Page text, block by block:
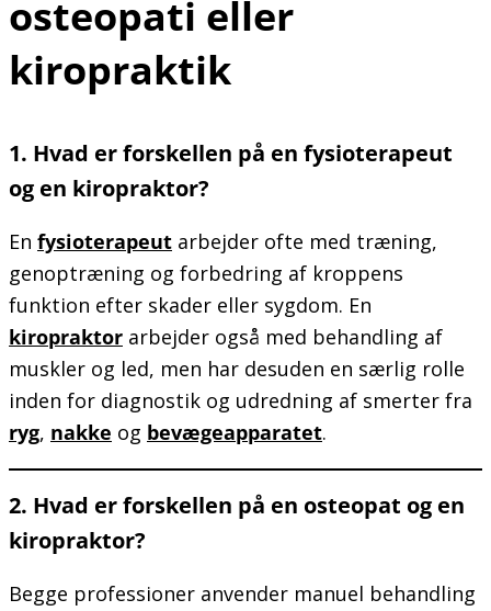
osteopati eller
kiropraktik
1. Hvad er forskellen på en fysioterapeut
og en kiropraktor?
En fysioterapeut arbejder ofte med træning,
genoptræning og forbedring af kroppens
funktion efter skader eller sygdom. En
kiropraktor arbejder også med behandling af
muskler og led, men har desuden en særlig rolle
inden for diagnostik og udredning af smerter fra
ryg, nakke og bevægeapparatet.
2. Hvad er forskellen på en osteopat og en
kiropraktor?
Begge professioner anvender manuel behandling